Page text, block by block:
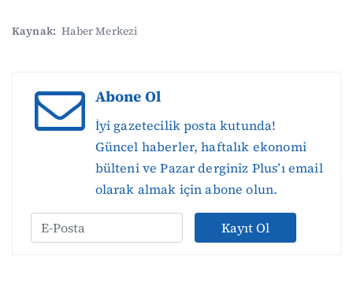
Kaynak: Haber Merkezi
Abone Ol
İyi gazetecilik posta kutunda!
Güncel haberler, haftalık ekonomi
bülteni ve Pazar derginiz Plus’ı email
olarak almak için abone olun.
Kayıt Ol